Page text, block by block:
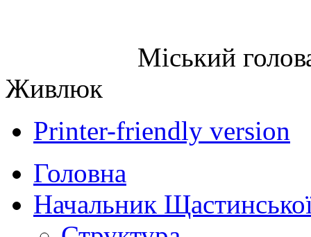
Міський
Живлюк
Printer-friendly version
Головна
Начальник